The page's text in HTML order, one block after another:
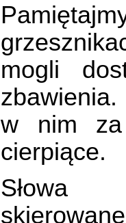
mogli
w nim za
cierpiące.
Słowa